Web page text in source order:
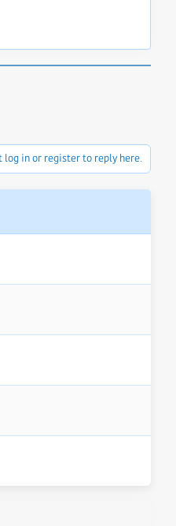
log in or register to reply here.